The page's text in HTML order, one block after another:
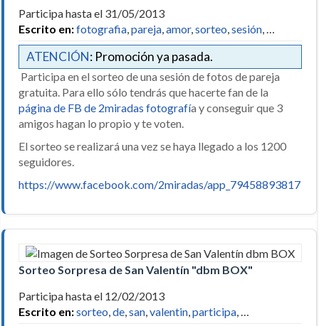
Participa hasta el 31/05/2013
Escrito en:fotografia pareja amor, sorteo sesión
ATENCIÓN: Promoción ya pasada.
Participa en el sorteo de una sesión de fotos de pareja
gratuita. Para ello sólo tendrás que hacerte fan de la
página de FB de 2miradas fotografía y conseguir que 3
amigos hagan lo propio y te voten.
El sorteo se realizará una vez se haya llegado a los 1200
seguidores.
https://www.facebook.com/2miradas/app_79458893817
Sorteo Sorpresa de San Valentín "dbm BOX"
Participa hasta el 12/02/2013
Escrito en:sorteo de san valentin participa